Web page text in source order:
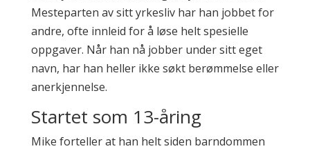
Mesteparten av sitt yrkesliv har han jobbet for
andre, ofte innleid for å løse helt spesielle
oppgaver. Når han nå jobber under sitt eget
navn, har han heller ikke søkt berømmelse eller
anerkjennelse.
Startet som 13-åring
Mike forteller at han helt siden barndommen